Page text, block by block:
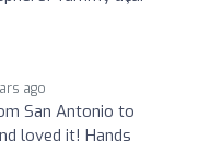
ago
San Antonio to
loved it! Hands